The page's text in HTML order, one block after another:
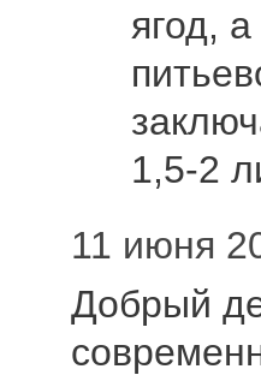
ягод,
1,5-2
11 июня
Добрый